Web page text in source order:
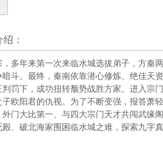
：
年来第一次来临水城选拔弟子，方秦
斗。最终，秦南依靠潜心修炼、绝佳天
罚下，成功扭转颓势战胜方家。进入宗
欧阳君的仇视。为了不断变强，报答萧
门大比第一、与四大宗门天才共闯武缘
、破北海家围困临水城之难，探索九字